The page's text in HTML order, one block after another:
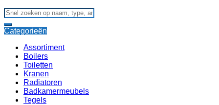
Search
for:
Categorieën
Assortiment
Boilers
Toiletten
Kranen
Radiatoren
Badkamermeubels
Tegels